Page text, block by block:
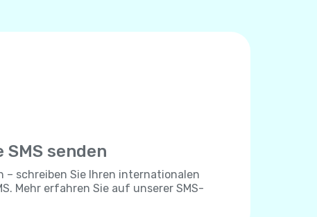
senden
– schreiben Sie Ihren internationalen
Mehr erfahren Sie auf unserer SMS-